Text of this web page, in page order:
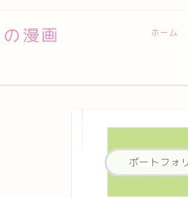
漫画
ホーム
ポートフォ